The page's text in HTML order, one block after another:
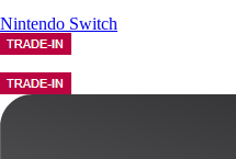
Nintendo Switch